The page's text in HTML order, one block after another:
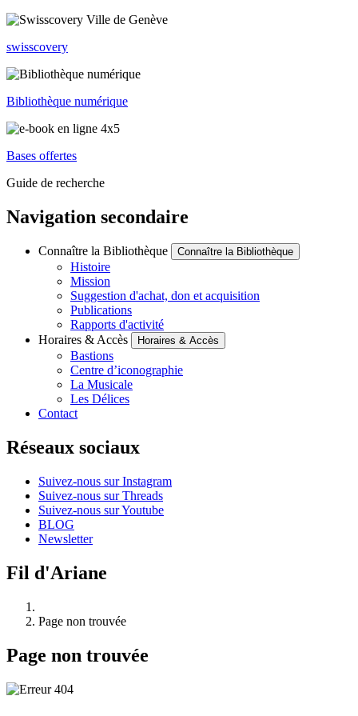
swisscovery
Bibliothèque numérique
Bases offertes
Guide de recherche
Navigation secondaire
Connaître la Bibliothèque Connaître la Bibliothèque
Histoire
Mission
Suggestion d'achat, don et acquisition
Publications
Rapports d'activité
Horaires & Accès
Horaires & Accès
Bastions
Centre d’iconographie
La Musicale
Les Délices
Contact
Réseaux sociaux
Suivez-nous sur Instagram
Suivez-nous sur Threads
Suivez-nous sur Youtube
BLOG
Newsletter
Fil d'Ariane
Page non trouvée
Page non trouvée